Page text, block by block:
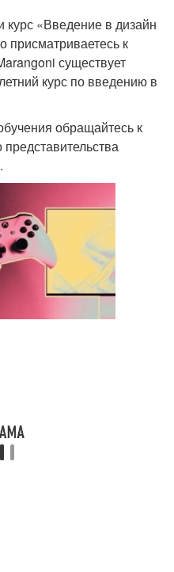
курс «Введение в дизайн
присматриваетесь к
существует
курс по введению в
обращайтесь к